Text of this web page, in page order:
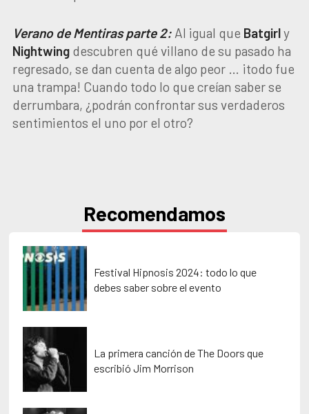
Verano de Mentiras parte 2: Al igual que Batgirly
Nightwingdescubren qué villano de su pasado ha
regresado, se dan cuenta de algo peor … ¡todo fue
una trampa! Cuando todo lo que creían saber se
derrumbara, ¿podrán confrontar sus verdaderos
sentimientos el uno por el otro?
Recomendamos
Festival Hipnosis 2024: todo lo que
debes saber sobre el evento
La primera canción de The Doors que
escribió Jim Morrison